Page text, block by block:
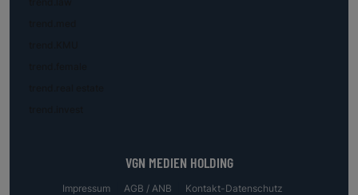
VGN MEDIEN HOLDING
Impressum AGB / ANB
Kontakt-Datenschutz